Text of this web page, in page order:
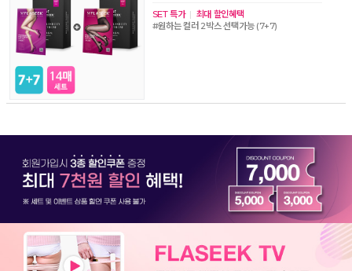
SET 특가 | 최대 할인혜택
#원하는 컬러 2박스 선택가능 (7+7)